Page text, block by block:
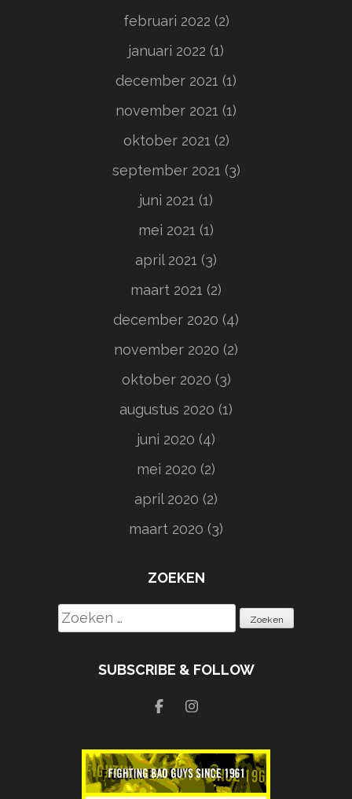
februari 2022 (2)
januari 2022 (1)
december 2021 (1)
november 2021 (1)
oktober 2021 (2)
september 2021 (3)
juni 2021 (1)
mei 2021 (1)
april 2021 (3)
maart 2021 (2)
december 2020 (4)
november 2020 (2)
oktober 2020 (3)
augustus 2020 (1)
juni 2020 (4)
mei 2020 (2)
april 2020 (2)
maart 2020 (3)
ZOEKEN
Zoeken
naar:
SUBSCRIBE & FOLLOW